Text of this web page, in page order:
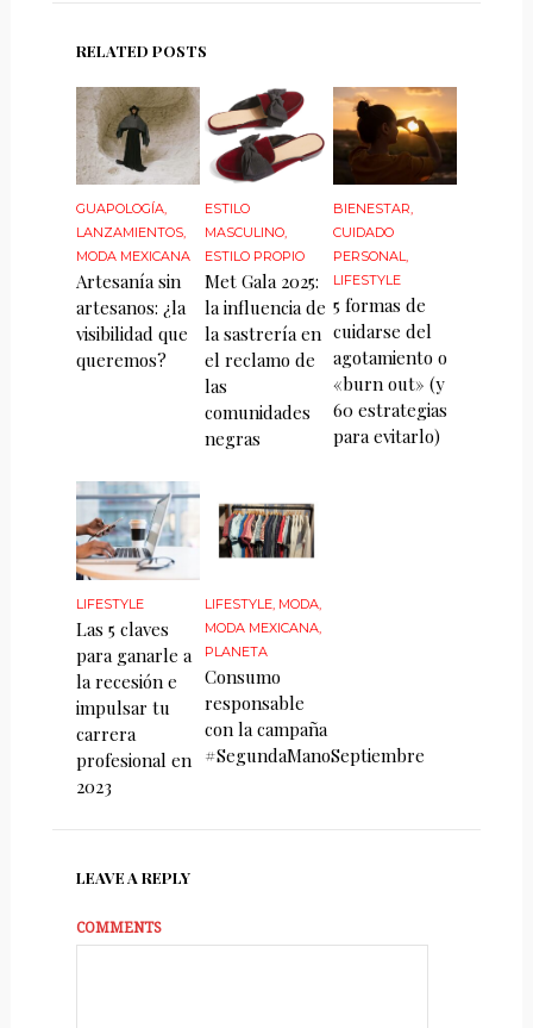
RELATED POSTS
GUAPOLOGÍA,
LANZAMIENTOS,
MODA MEXICANA
Artesanía sin
artesanos: ¿la
visibilidad que
queremos?
ESTILO
MASCULINO,
ESTILO PROPIO
Met Gala 2025:
la influencia de
la sastrería en
el reclamo de
las
comunidades
negras
BIENESTAR,
CUIDADO
PERSONAL,
LIFESTYLE
5 formas de
cuidarse del
agotamiento o
«burn out» (y
60 estrategias
para evitarlo)
LIFESTYLE
Las 5 claves
para ganarle a
la recesión e
impulsar tu
carrera
profesional en
2023
LIFESTYLE, MODA,
MODA MEXICANA,
PLANETA
Consumo
responsable
con la campaña
#SegundaManoSeptiembre
LEAVE A REPLY
COMMENTS